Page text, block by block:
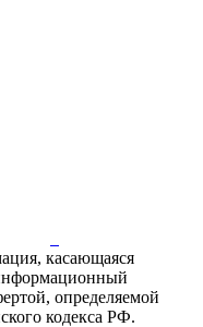
касающаяся
определяемой
кодекса РФ.